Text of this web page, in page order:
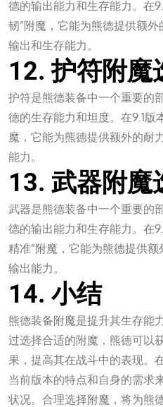
德的输出能力和生存能力。在
韧”附魔，它能为熊德提供额
输出和生存能力。
12. 护符附魔
护符是熊德装备中一个重要的
德的生存能力和坦度。在9.1版
魔，它能为熊德提供额外的耐
能力。
13. 武器附魔
武器是熊德装备中一个重要的
德的输出能力和生存能力。在
精准”附魔，它能为熊德提供
输出能力。
14. 小结
熊德装备附魔是提升其生存能
过选择合适的附魔，熊德可以
果，提高其在战斗中的表现。
当前版本的特点和自身的需求
状况。合理选择附魔，将为熊